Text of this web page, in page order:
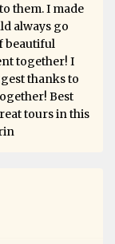
them. I made
always go
beautiful
together! I
thanks to
Best
tours in this